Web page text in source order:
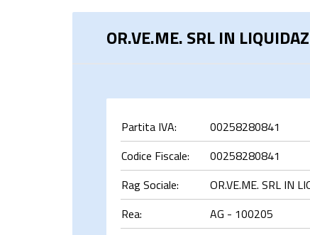
OR.VE.ME. SRL IN
Partita IVA:
00258280841
Codice Fiscale:
00258280841
Rag Sociale:
OR.VE.ME. SRL IN
Rea:
AG - 100205